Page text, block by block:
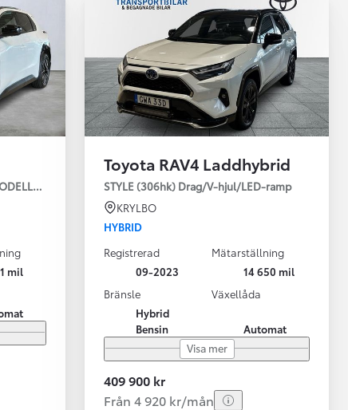
Vi har Sveriges mest nöjda
MODELLEN
mil
Toyota RAV4 Laddhybrid
STYLE (306hk) Drag/V-hjul/LED-ramp
KRYLBO
HYBRID
Registrerad
09-2023
Mätarställning
14 650 mil
Bränsle
Hybrid
Bensin
Växellåda
Automat
Visa mer
409 900 kr
Från 4 920 kr/mån